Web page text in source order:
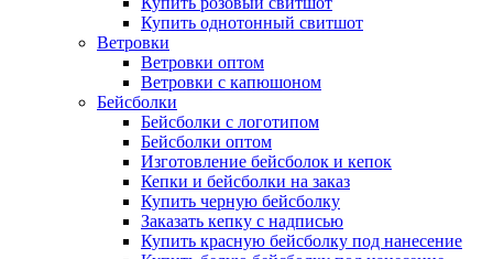
Купить однотонный свитшот
Ветровки
Ветровки оптом
Ветровки с капюшоном
Бейсболки
Бейсболки с логотипом
Бейсболки оптом
Изготовление бейсболок и кепок
Кепки и бейсболки на заказ
Купить черную бейсболку
Заказать кепку с надписью
Купить красную бейсболку под нанесение